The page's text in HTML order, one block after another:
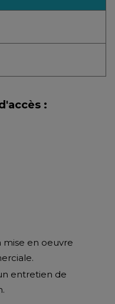
:
mise en oeuvre
entretien de